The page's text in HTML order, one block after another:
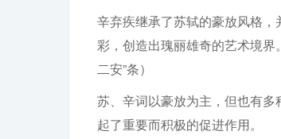
辛弃疾继承了苏轼的豪放风格
彩，创造出瑰丽雄奇的艺术境
二安”条）
苏、辛词以豪放为主，但也有
起了重要而积极的促进作用。